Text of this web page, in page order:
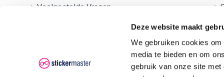
Deze website maakt
We gebruiken cookies
media te bieden en om
gebruik van onze site
Veelgestelde Vragen
Klachten